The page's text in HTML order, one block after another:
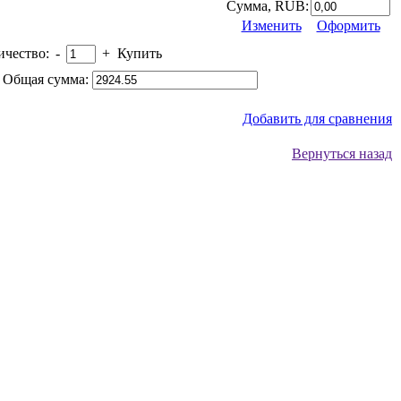
Сумма, RUB:
Изменить
Оформить
- + Купить
сумма:
Добавить для сравнения
Вернуться назад